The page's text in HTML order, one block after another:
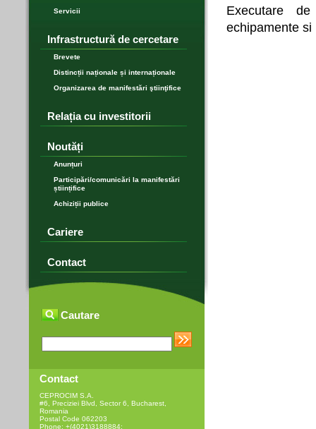
Executare
echipamente
Servicii
Infrastructură de cercetare
Brevete
Distincții naționale și internaționale
Organizarea de manifestări ştiinţifice
Relația cu investitorii
Noutăți
Anunțuri
Participări/comunicări la manifestări
științifice
Achiziții publice
Cariere
Contact
Cautare
Contact
CEPROCIM S.A.
#6, Preciziei Blvd, Sector 6, Bucharest,
Romania
Postal Code 062203
Phone: +(4021)3188884;